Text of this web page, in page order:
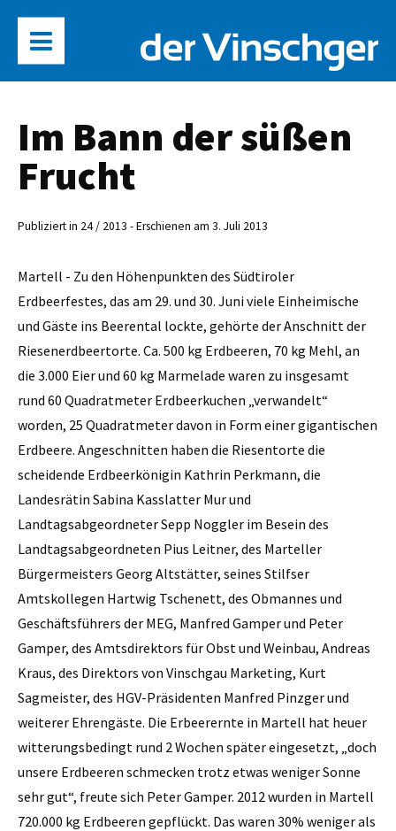
Im Bann der süßen
Frucht
Publiziert in 24 / 2013 - Erschienen am 3. Juli 2013
Martell - Zu den Höhenpunkten des Südtiroler
Erdbeerfestes, das am 29. und 30. Juni viele Einheimische
und Gäste ins Beerental lockte, gehörte der Anschnitt der
Riesenerdbeertorte. Ca. 500 kg Erdbeeren, 70 kg Mehl, an
die 3.000 Eier und 60 kg Marmelade waren zu insgesamt
rund 60 Quadratmeter Erdbeerkuchen „verwandelt“
worden, 25 Quadratmeter davon in Form einer gigantischen
Erdbeere. Angeschnitten haben die Riesentorte die
scheidende Erdbeerkönigin Kathrin Perkmann, die
Landesrätin Sabina Kasslatter Mur und
Landtagsabgeordneter Sepp Noggler im Besein des
Landtagsabgeordneten Pius Leitner, des Marteller
Bürgermeisters Georg Altstätter, seines Stilfser
Amtskollegen Hartwig Tschenett, des Obmannes und
Geschäftsführers der MEG, Manfred Gamper und Peter
Gamper, des Amtsdirektors für Obst und Weinbau, Andreas
Kraus, des Direktors von Vinschgau Marketing, Kurt
Sagmeister, des HGV-Präsidenten Manfred Pinzger und
weiterer Ehrengäste. Die Erbeerernte in Martell hat heuer
witterungsbedingt rund 2 Wochen später eingesetzt, „doch
unsere Erdbeeren schmecken trotz etwas weniger Sonne
sehr gut“, freute sich Peter Gamper. 2012 wurden in Martell
720.000 kg Erdbeeren gepflückt. Das waren 30% weniger als